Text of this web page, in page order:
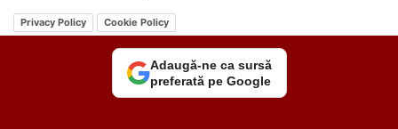
Privacy Policy Cookie Policy
Adaugă-ne ca sursă
preferată pe Google